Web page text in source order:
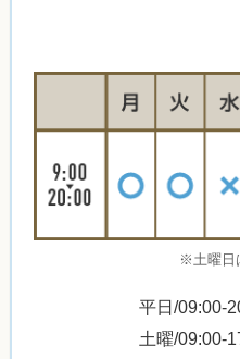
※土曜日
平日/09:00-
土曜/09:00-